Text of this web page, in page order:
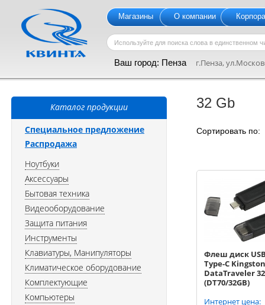
Магазины О компании
Ваш город: Пенза г.Пенза,
32 Gb
Сортировать
Флеш диск
Type-C Kingston
DataTraveler
(DT70/32GB)
Интернет цена:
Каталог продукции
Специальное предложение
Распродажа
Ноутбуки
Аксессуары
Бытовая техника
Видеооборудование
Защита питания
Инструменты
Клавиатуры, Манипуляторы
Климатическое оборудование
Комплектующие
Компьютеры